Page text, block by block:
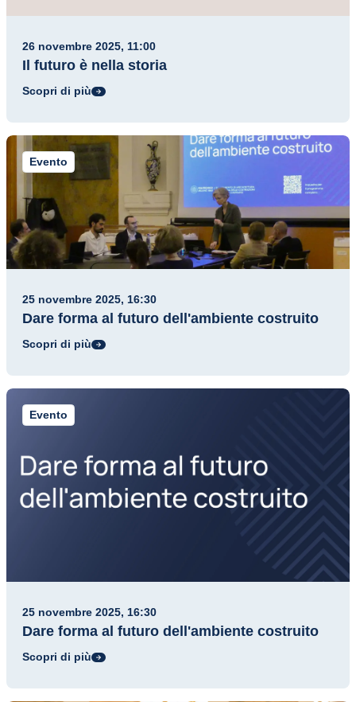
26 novembre 2025, 11:00
Il futuro è nella storia
Scopri di più
Evento
25 novembre 2025, 16:30
Dare forma al futuro dell'ambiente costruito
Scopri di più
Evento
25 novembre 2025, 16:30
Dare forma al futuro dell'ambiente costruito
Scopri di più